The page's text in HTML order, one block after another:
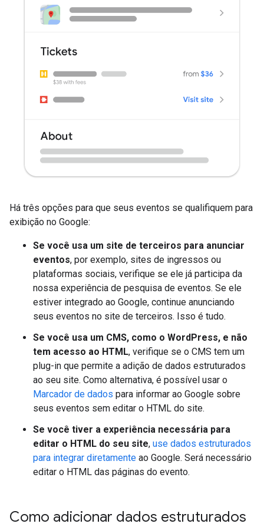
Há três opções para que seus eventos se qualifiquem para
exibição no Google:
Se você usa um site de terceiros para anunciar
eventos, por exemplo, sites de ingressos ou
plataformas sociais, verifique se ele já participa da
nossa experiência de pesquisa de eventos. Se ele
estiver integrado ao Google, continue anunciando
seus eventos no site de terceiros. Isso é tudo.
Se você usa um CMS, como o WordPress, e não
tem acesso ao HTML, verifique se o CMS tem um
plug-in que permite a adição de dados estruturados
ao seu site. Como alternativa, é possível usar o
Marcador de dados para informar ao Google sobre
seus eventos sem editar o HTML do site.
Se você tiver a experiência necessária para
editar o HTML do seu site, use dados estruturados
para integrar diretamente ao Google. Será necessário
editar o HTML das páginas do evento.
Como adicionar dados estruturados